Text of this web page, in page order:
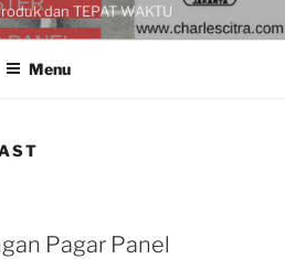
dan TEPAT WAKTU
Menu
Pagar Panel